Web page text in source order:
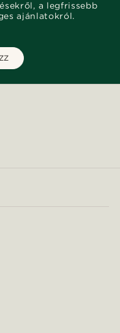
a legfrissebb
ajánlatokról.